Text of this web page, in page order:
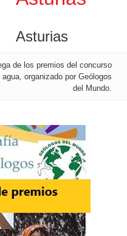
Asturias
de los premios del concurso
organizado por Geólogos
del Mundo.